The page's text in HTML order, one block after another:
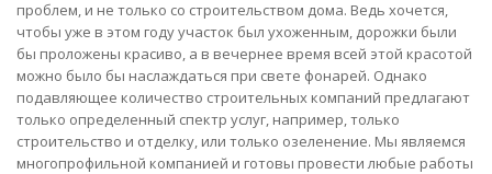
проблем, и не только со строительством дома. Ведь хочется,
чтобы уже в этом году участок был ухоженным, дорожки были
бы проложены красиво, а в вечернее время всей этой красотой
можно было бы наслаждаться при свете фонарей. Однако
подавляющее количество строительных компаний предлагают
только определенный спектр услуг, например, только
строительство и отделку, или только озеленение. Мы являемся
многопрофильной компанией и готовы провести любые работы